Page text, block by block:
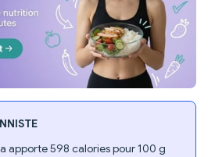
apporte 598 calories pour 100 g